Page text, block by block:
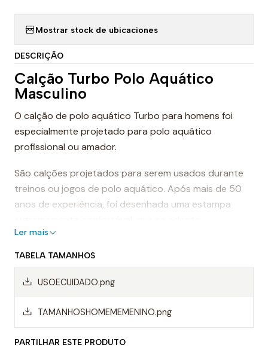
Mostrar stock de ubicaciones
DESCRIÇÃO
Calção Turbo Polo Aquático
Masculino
O calção de polo aquático Turbo para homens foi
especialmente projetado para polo aquático
profissional ou amador.
São calções projetados para serem usados durante
treinos ou jogos de polo aquático. Após mais de 50
anos de experiência, foi desenhada uma estampa
perfeitamente ao corpo, proporcionando conforto e
sensação de leveza.
Dessa forma, os calções de polo aquático facilitam a
permitindo um movimento mais rápido ao nadar.
Ler mais
TABELA TAMANHOS
USOECUIDADO.png
TAMANHOSHOMEMEMENINO.png
PARTILHAR ESTE PRODUTO